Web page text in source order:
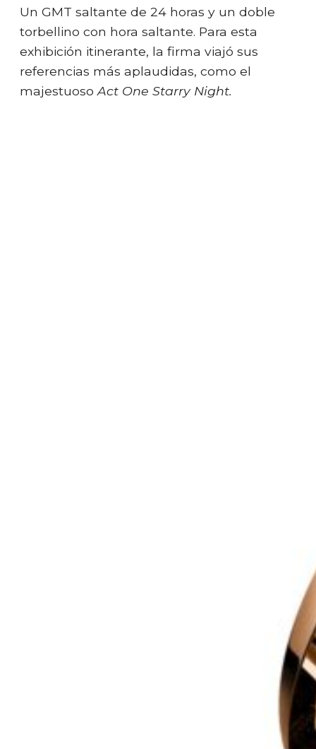
Un GMT saltante de 24 horas y un doble
torbellino con hora saltante. Para esta
exhibición itinerante, la firma viajó sus
referencias más aplaudidas, como el
majestuoso Act One Starry Night.